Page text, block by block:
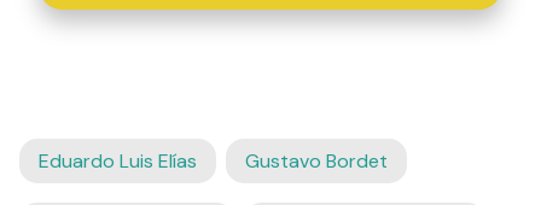
Eduardo Luis Elías Gustavo Bordet